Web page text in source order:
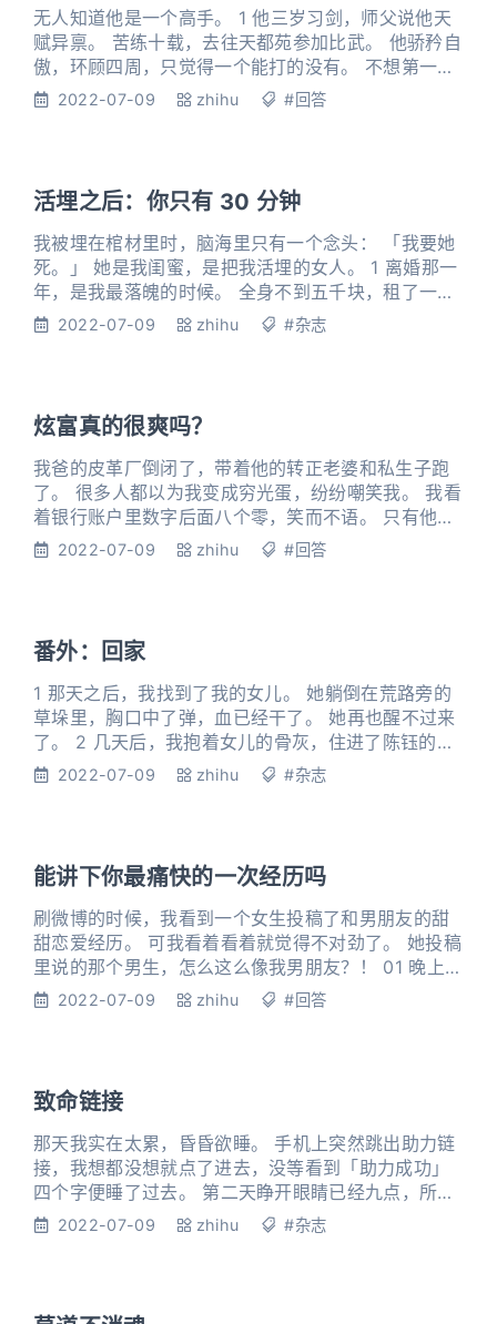
无人知道他是一个高手。 1 他三岁习剑，师父说他天
赋异禀。 苦练十载，去往天都苑参加比武。 他骄矜自
傲，环顾四周，只觉得一个能打的没有。 不想第一
轮、第一招就被挫败。 挫败他的少年白衣飘飘，挺剑
头筹。 崭露头角，声名鹊起，一时风光无两。 他则受
了
2022-07-09 zhihu #回答
活埋之后：你只有 30 分钟
我被埋在棺材里时，脑海里只有一个念头： 「我要她
死。」 她是我闺蜜，是把我活埋的女人。 1 离婚那一
年，是我最落魄的时候。 全身不到五千块，租了一个
老旧的次卧，我带着刚上小学的女儿一起住。 为了省
她立刻报警抓我们。 她说这种话的时候，女儿就在我
怀里面哭。 那天
2022-07-09 zhihu #杂志
炫富真的很爽吗？
我爸的皮革厂倒闭了，带着他的转正老婆和私生子跑
了。 很多人都以为我变成穷光蛋，纷纷嘲笑我。 我看
着银行账户里数字后面八个零，笑而不语。 只有他对
我说：「以后我养你，你别怕。」 1 一夜之间，全校
来后，我才发现这是一件……字母都写错了的假运动服
品牌。 我去约定地
2022-07-09 zhihu #回答
番外：回家
1 那天之后，我找到了我的女儿。 她躺倒在荒路旁的
草垛里，胸口中了弹，血已经干了。 她再也醒不过来
了。 2 几天后，我抱着女儿的骨灰，住进了陈钰的家
里。 他家不大，墙上挂着他孩子的遗照，一个胖乎乎
我边上的男人，轻轻地说了一声「抱歉。」 他是陈
钰。 瘦瘦高
2022-07-09 zhihu #杂志
能讲下你最痛快的一次经历吗
刷微博的时候，我看到一个女生投稿了和男朋友的甜
甜恋爱经历。 可我看着看着就觉得不对劲了。 她投稿
里说的那个男生，怎么这么像我男朋友？！ 01 晚上刷
恋爱微博 bot 的时候，我看到了一个女生的恋爱投
评论里哀嚎遍野，都说被冰冷的狗粮拍了一脸。 我看
着看着嘴角忍
2022-07-09 zhihu #回答
致命链接
那天我实在太累，昏昏欲睡。 手机上突然跳出助力链
接，我想都没想就点了进去，没等看到「助力成功」
四个字便睡了过去。 第二天睁开眼睛已经九点，所幸
外卖骑手的工作从十点开始，出门发现自己买的头盔
到了什么东西，人飞了起来，而后重重落地，再醒来
2022-07-09 zhihu #杂志